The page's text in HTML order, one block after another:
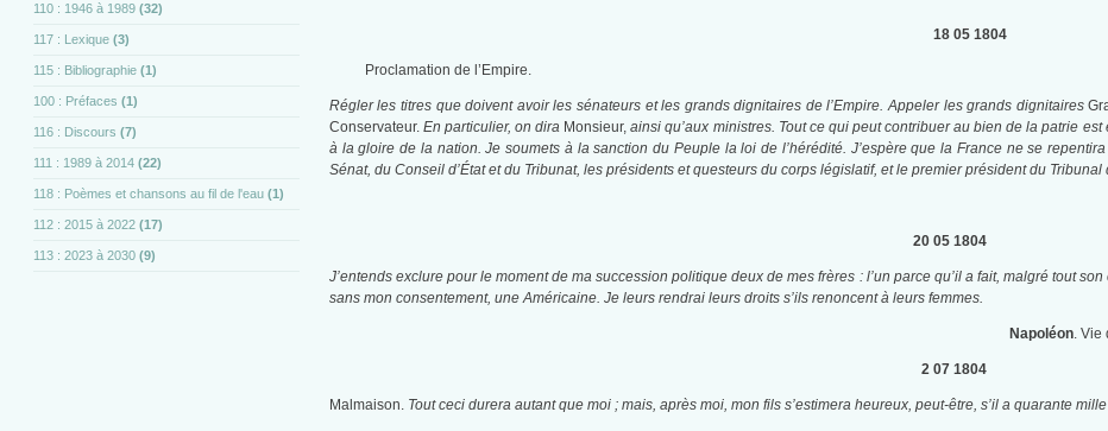
110 : 1946 à 1989 (32)
117 : Lexique (3)
115 : Bibliographie (1)
100 : Préfaces (1)
116 : Discours (7)
111 : 1989 à 2014 (22)
118 : Poèmes et chansons au fil de l'eau (1)
112 : 2015 à 2022 (17)
113 : 2023 à 2030 (9)
18 05 1804
Proclamation de l’Empire.
Régler les titres que doivent avoir les sénateurs et les grands dignitaires de l’Empire.Appeler les grands dignitaires
Conservateur. En particulier, on dira Monsieur,ainsi qu’aux ministres. Tout ce qui peut contribuer au bien de la patrie
à la gloire de la nation. Je soumets à la sanction du Peuple la loi de l’hérédité. J’espère que la France ne se
Sénat, du Conseil d’État et du Tribunat, les présidents et questeurs du corps législatif, et le premier président du
20 05 1804
J’entends exclure pour le moment de ma succession politique deux de mes frères : l’un parce qu’il a fait, malgré tout
sans mon consentement, une Américaine. Je leurs rendrai leurs droits s’ils renoncent à leurs femmes.
Napoléon. Vie
2 07 1804
Malmaison. Tout ceci durera autant que moi ; mais, après moi, mon fils s’estimera heureux, peut-être, s’il a quarante